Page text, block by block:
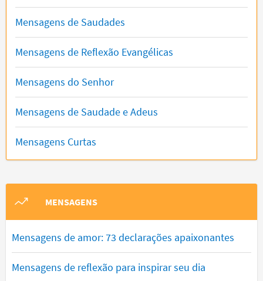
Mensagens de Saudades
Mensagens de Reflexão Evangélicas
Mensagens do Senhor
Mensagens de Saudade e Adeus
Mensagens Curtas
MENSAGENS
Mensagens de amor: 73 declarações apaixonantes
Mensagens de reflexão para inspirar seu dia